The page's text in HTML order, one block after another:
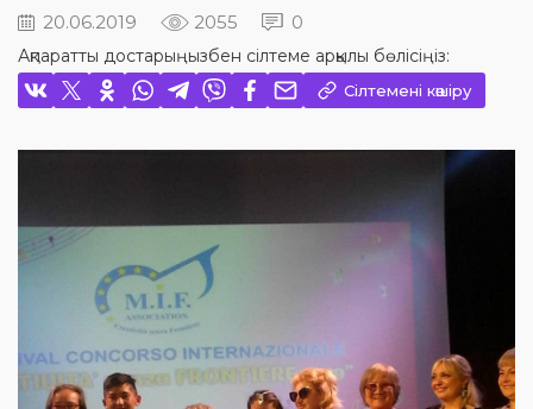
20.06.2019 2055 0
Ақпаратты достарыңызбен сілтеме арқылы бөлісіңіз:
Сілтемені көшіру